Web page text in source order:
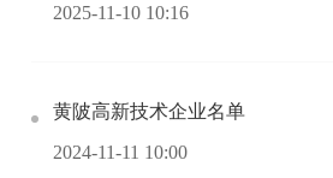
2025-11-10 10:16
黄陂高新技术企业名单
2024-11-11 10:00